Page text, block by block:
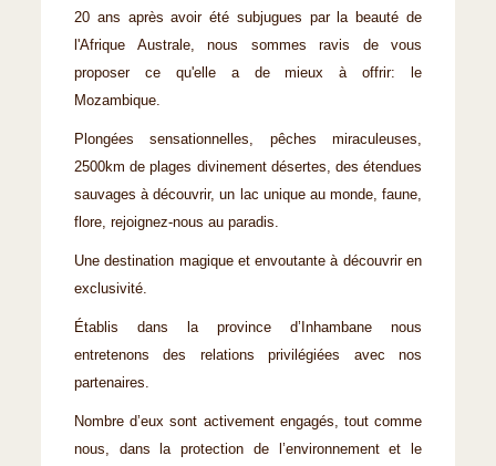
20 ans après avoir été subjugues par la beauté de
l'Afrique Australe, nous sommes ravis de vous
proposer ce qu'elle a de mieux à offrir: le
Mozambique.
Plongées sensationnelles, pêches miraculeuses,
2500km de plages divinement désertes, des étendues
sauvages à découvrir, un lac unique au monde, faune,
flore, rejoignez-nous au paradis.
Une destination magique et envoutante à découvrir en
exclusivité.
Établis dans la province d’Inhambane nous
entretenons des relations privilégiées avec nos
partenaires.
Nombre d’eux sont activement engagés, tout comme
nous, dans la protection de l’environnement et le